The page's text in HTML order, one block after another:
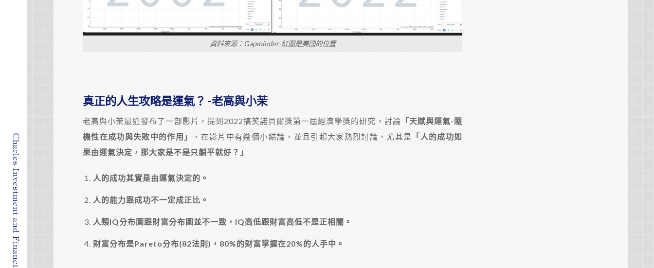
資料來源：Gapminder-紅圈是美國的位置
真正的人生攻略是運氣？ -老高與小茉
老高與小茉最近發布了一部影片，提到2022搞笑諾貝爾獎第一屆經濟學獎的研究，討論 「天賦與運氣-隨
機性在成功與失敗中的作用」
，在影片中有幾個小結論，並且引起大家熱烈討論，尤其是
「人的成功如
果由運氣決定，那大家是不是只躺平就好？」
人的成功其實是由運氣決定的。
人的能力跟成功不一定成正比。
人類IQ分布圖跟財富分布圖並不一致，IQ高低跟財富高低不是正相關。
財富分布是Pareto分布(82法則)，80%的財富掌握在20%的人手中。